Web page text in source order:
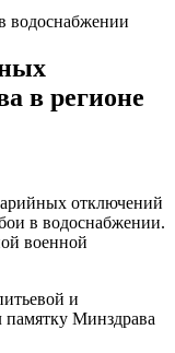
водоснабжении
в регионе
отключений
в водоснабжении.
военной
и
памятку Минздрава